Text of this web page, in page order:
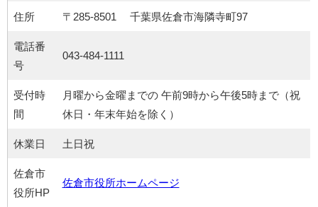
住所 〒285-8501 千葉県佐倉市海隣寺町97
電話番
号
043-484-1111
受付時
間
月曜から金曜までの 午前9時から午後5時まで（祝
休日・年末年始を除く）
休業日 土日祝
佐倉市
役所HP
佐倉市役所ホームページ